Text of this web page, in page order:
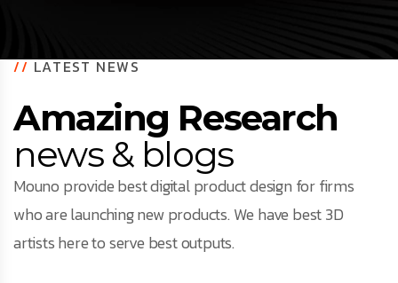
//LATEST NEWS
Amazing Research
news & blogs
Mouno provide best digital product design for firms
who are launching new products. We have best 3D
artists here to serve best outputs.